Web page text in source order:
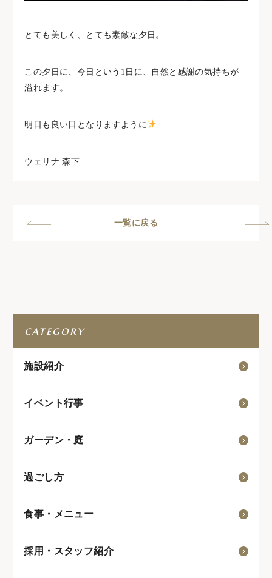
とても美しく、とても素敵な夕日。
この夕日に、今日という1日に、自然と感謝の気持ちが
溢れます。
明日も良い日となりますように
ウェリナ 森下
一覧に戻る
category
施設紹介
イベント行事
ガーデン・庭
過ごし方
食事・メニュー
採用・スタッフ紹介